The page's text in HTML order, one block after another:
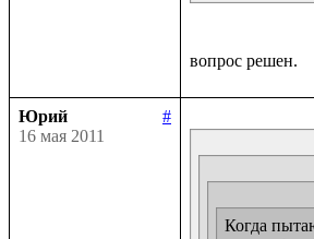
Юрий
#
16 мая 2011
Когда